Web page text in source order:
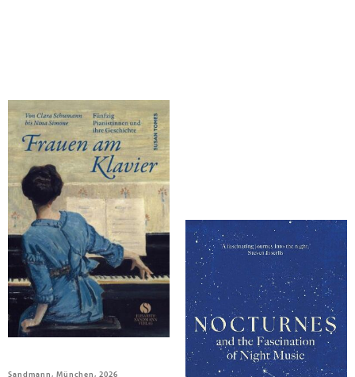
Tomes, Susan
Frauen am Klavier
Sandmann, München, 2026
Tomes, Susan
Nocturnes
Yale University Press, 2026